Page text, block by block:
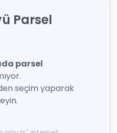
Parsel
parsel
seçim yaparak